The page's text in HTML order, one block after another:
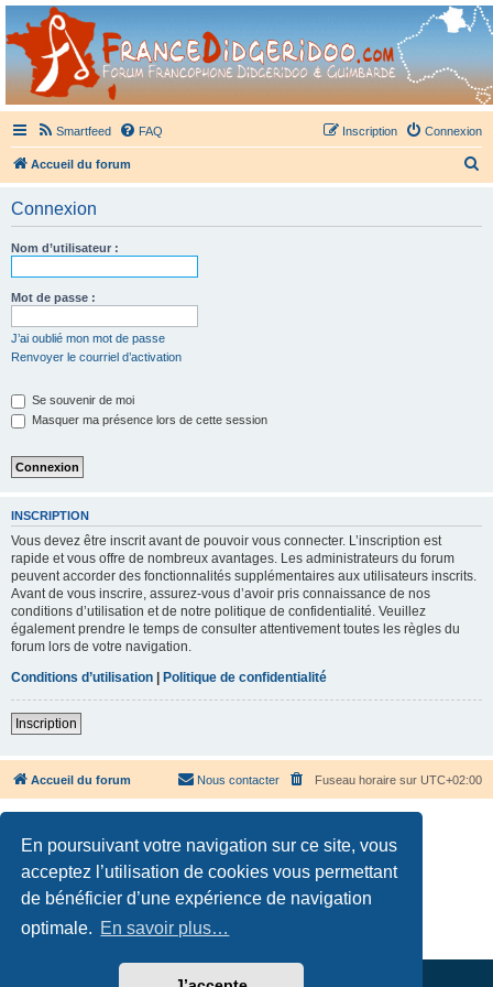
En poursuivant votre navigation sur ce site, vous
acceptez l’utilisation de cookies vous permettant
de bénéficier d’une expérience de navigation
optimale. En savoir plus…
France Didgeridoo
Didgeridoo et Guimbarde sur France Didgeridoo - retrouvez la communauté.
Smartfeed FAQ Connexion
Inscription
Accueil du forum
Connexion
Nom d’utilisateur :
Mot de passe :
J’ai oublié mon mot de passe
Renvoyer le courriel d’activation
Se souvenir de moi
Masquer ma présence lors de cette session
INSCRIPTION
Vous devez être inscrit avant de pouvoir vous connecter. L’inscription est
rapide et vous offre de nombreux avantages. Les administrateurs du forum
peuvent accorder des fonctionnalités supplémentaires aux utilisateurs inscrits.
Avant de vous inscrire, assurez-vous d’avoir pris connaissance de nos
conditions d’utilisation et de notre politique de confidentialité. Veuillez
également prendre le temps de consulter attentivement toutes les règles du
forum lors de votre navigation.
Conditions d’utilisation
Politique de confidentialité
Inscription
Accueil du forum Fuseau horaire sur UTC+02:00
Nous contacter
Développé parphpBB® Forum Software © phpBB Limited
Confidentialité